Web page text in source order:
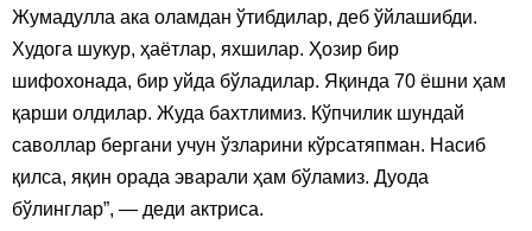
Жумадулла ака оламдан ўтибдилар, деб ўйлашибди.
Худога шукур, ҳаётлар, яхшилар. Ҳозир бир
шифохонада, бир уйда бўладилар. Яқинда 70 ёшни ҳам
қарши олдилар. Жуда бахтлимиз. Кўпчилик шундай
саволлар бергани учун ўзларини кўрсатяпман. Насиб
қилса, яқин орада эварали ҳам бўламиз. Дуода
бўлинглар”, — деди актриса.